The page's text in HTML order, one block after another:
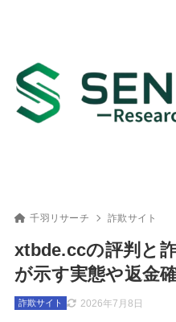
千羽リサーチ 詐欺サイト
xtbde.ccの評判と
が示す実態や返金
2026年7月8日
詐欺サイト